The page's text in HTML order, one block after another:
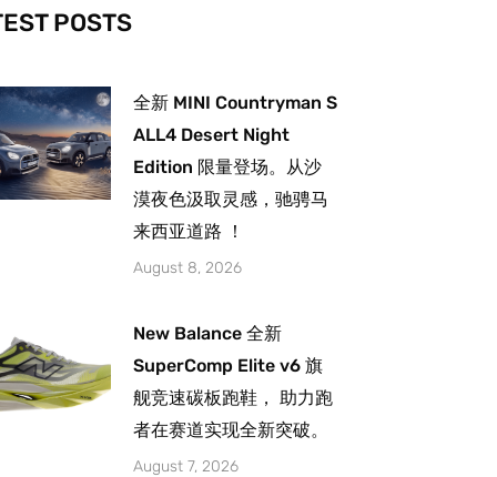
m
POSTS
全新 MINI Countryman S
ALL4 Desert Night
Edition 限量登场。从沙
漠夜色汲取灵感，驰骋马
来西亚道路 ！
August 8, 2026
New Balance 全新
SuperComp Elite v6 旗
舰竞速碳板跑鞋， 助力跑
者在赛道实现全新突破。
August 7, 2026